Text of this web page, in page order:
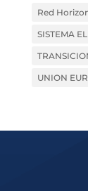
Red
SISTEMA
UNION